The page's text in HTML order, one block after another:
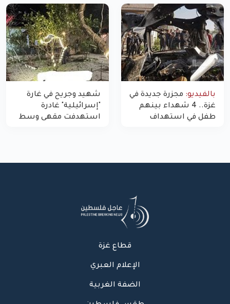
غزة
بالفيديو: مجزرة جديدة في
غزة.. 4 شهداء بينهم
طفل في استهداف
شهيد وجريح في غارة
"إسرائيلية" غادرة
استهدفت مقهى وسط
قطاع غزة
الإعلام العبري
الضفة الغربية